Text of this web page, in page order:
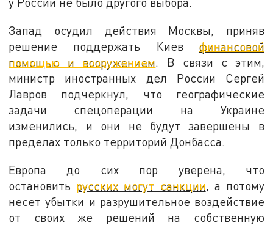
Запад осудил действия Москвы, приняв
решение поддержать Киев финансовой
помощью и вооружением. В связи с этим,
министр иностранных дел России Сергей
Лавров подчеркнул, что географические
задачи спецоперации на Украине
изменились, и они не будут завершены в
пределах только территорий Донбасса.
Европа до сих пор уверена, что
остановить русских могут санкции , а потому
несет убытки и разрушительное воздействие
от своих же решений на собственную